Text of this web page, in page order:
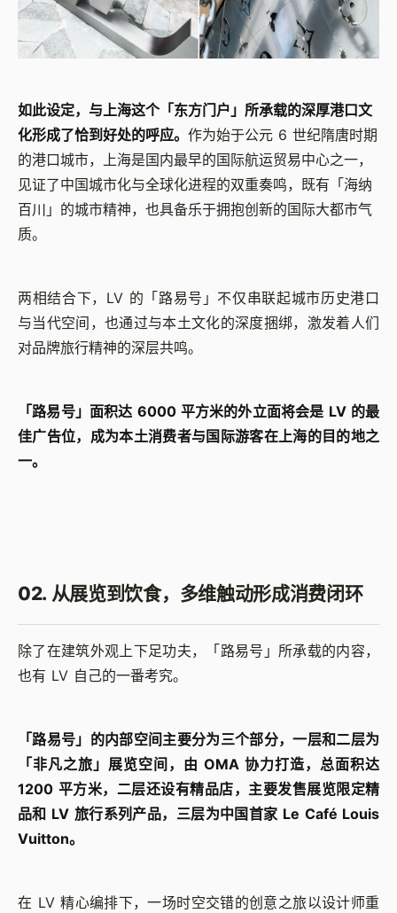
如此设定，与上海这个「东方门户」所承载的深厚港口文
化形成了恰到好处的呼应。 作为始于公元 6 世纪隋唐时期
的港口城市，上海是国内最早的国际航运贸易中心之一，
见证了中国城市化与全球化进程的双重奏鸣，既有「海纳
百川」的城市精神，也具备乐于拥抱创新的国际大都市气
质。
两相结合下，LV 的「路易号」不仅串联起城市历史港口
与当代空间，也通过与本土文化的深度捆绑，激发着人们
对品牌旅行精神的深层共鸣。
「路易号」面积达 6000 平方米的外立面将会是 LV 的最
佳广告位，成为本土消费者与国际游客在上海的目的地之
一。
02. 从展览到饮食，多维触动形成消费闭环
除了在建筑外观上下足功夫，「路易号」所承载的内容，
也有 LV 自己的一番考究。
「路易号」的内部空间主要分为三个部分，一层和二层为
「非凡之旅」展览空间，由 OMA 协力打造，总面积达
1200 平方米，二层还设有精品店，主要发售展览限定精
品和 LV 旅行系列产品，三层为中国首家 Le Café Louis
Vuitton。
在 LV 精心编排下，一场时空交错的创意之旅以设计师重